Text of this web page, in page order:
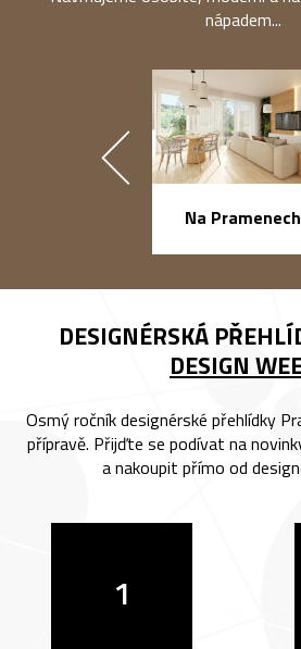
nápadem...
Na Pramenech
DESIGNÉRSKÁ
DESIGN
Osmý ročník designérské přehlídky
přípravě. Přijďte se podívat na
a nakoupit přímo od
1